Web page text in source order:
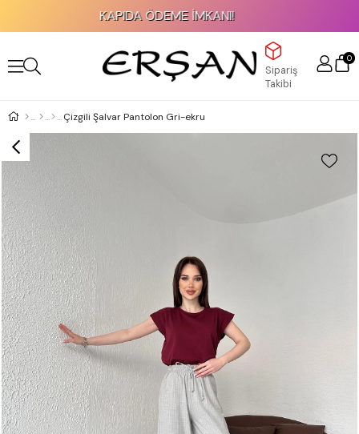
KAPIDA ÖDEME İMKANI!
Sipariş
Takibi
0
Çizgili Şalvar Pantolon Gri-ekru